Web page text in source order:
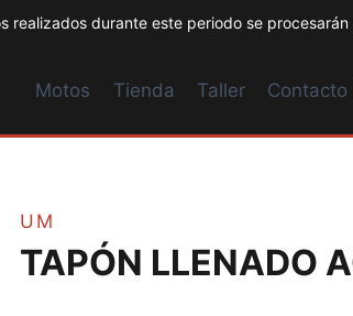
durante este periodo se
Motos Tienda Taller Contacto
UM
TAPÓN LLENADO